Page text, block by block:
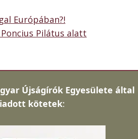
Európában?!
Poncius Pilátus alatt
Újságírók Egyesülete által
kötetek: